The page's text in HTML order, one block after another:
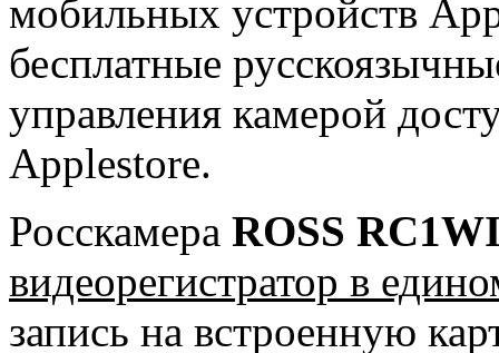
мобильных устройств
бесплатные
управления камерой
Applestore.
Росскамера ROSS
видеорегистратор в
запись на встроенную